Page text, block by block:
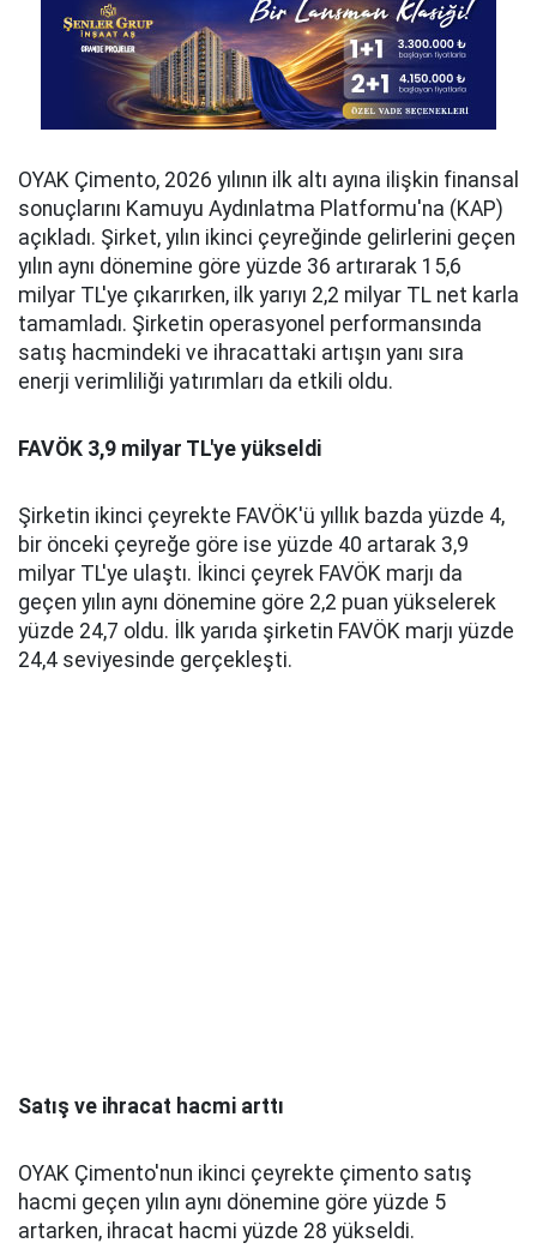
OYAK Çimento, 2026 yılının ilk altı ayına ilişkin finansal
sonuçlarını Kamuyu Aydınlatma Platformu'na (KAP)
açıkladı. Şirket, yılın ikinci çeyreğinde gelirlerini geçen
yılın aynı dönemine göre yüzde 36 artırarak 15,6
milyar TL'ye çıkarırken, ilk yarıyı 2,2 milyar TL net karla
tamamladı. Şirketin operasyonel performansında
satış hacmindeki ve ihracattaki artışın yanı sıra
enerji verimliliği yatırımları da etkili oldu.
FAVÖK 3,9 milyar TL'ye yükseldi
Şirketin ikinci çeyrekte FAVÖK'ü yıllık bazda yüzde 4,
bir önceki çeyreğe göre ise yüzde 40 artarak 3,9
milyar TL'ye ulaştı. İkinci çeyrek FAVÖK marjı da
geçen yılın aynı dönemine göre 2,2 puan yükselerek
yüzde 24,7 oldu. İlk yarıda şirketin FAVÖK marjı yüzde
24,4 seviyesinde gerçekleşti.
Satış ve ihracat hacmi arttı
OYAK Çimento'nun ikinci çeyrekte çimento satış
hacmi geçen yılın aynı dönemine göre yüzde 5
artarken, ihracat hacmi yüzde 28 yükseldi.